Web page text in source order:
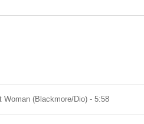
Woman (Blackmore/Dio) - 5:58